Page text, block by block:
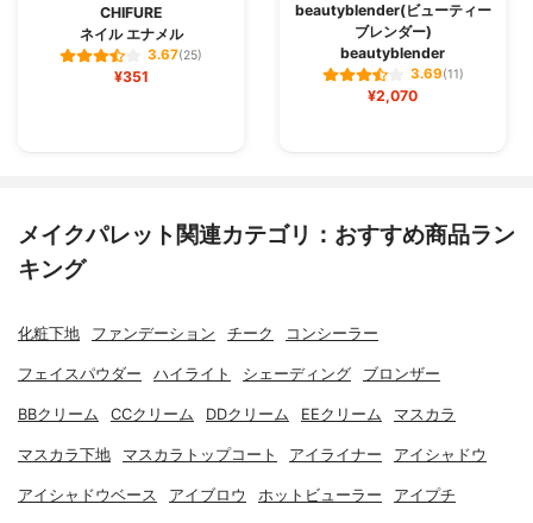
CHIFURE
ネイル エナメル
3.67(25)
¥351
beautyblender(ビューティー
ブレンダー)
beautyblender
3.69(11)
¥2,070
メイクパレット関連カテゴリ：おすすめ商品ラン
キング
化粧下地 ファンデーション チーク コンシーラー
フェイスパウダー ハイライト シェーディング ブロンザー
BBクリーム CCクリーム DDクリーム EEクリーム マスカラ
マスカラ下地 マスカラトップコート アイライナー アイシャドウ
アイシャドウベース アイブロウ ホットビューラー アイプチ